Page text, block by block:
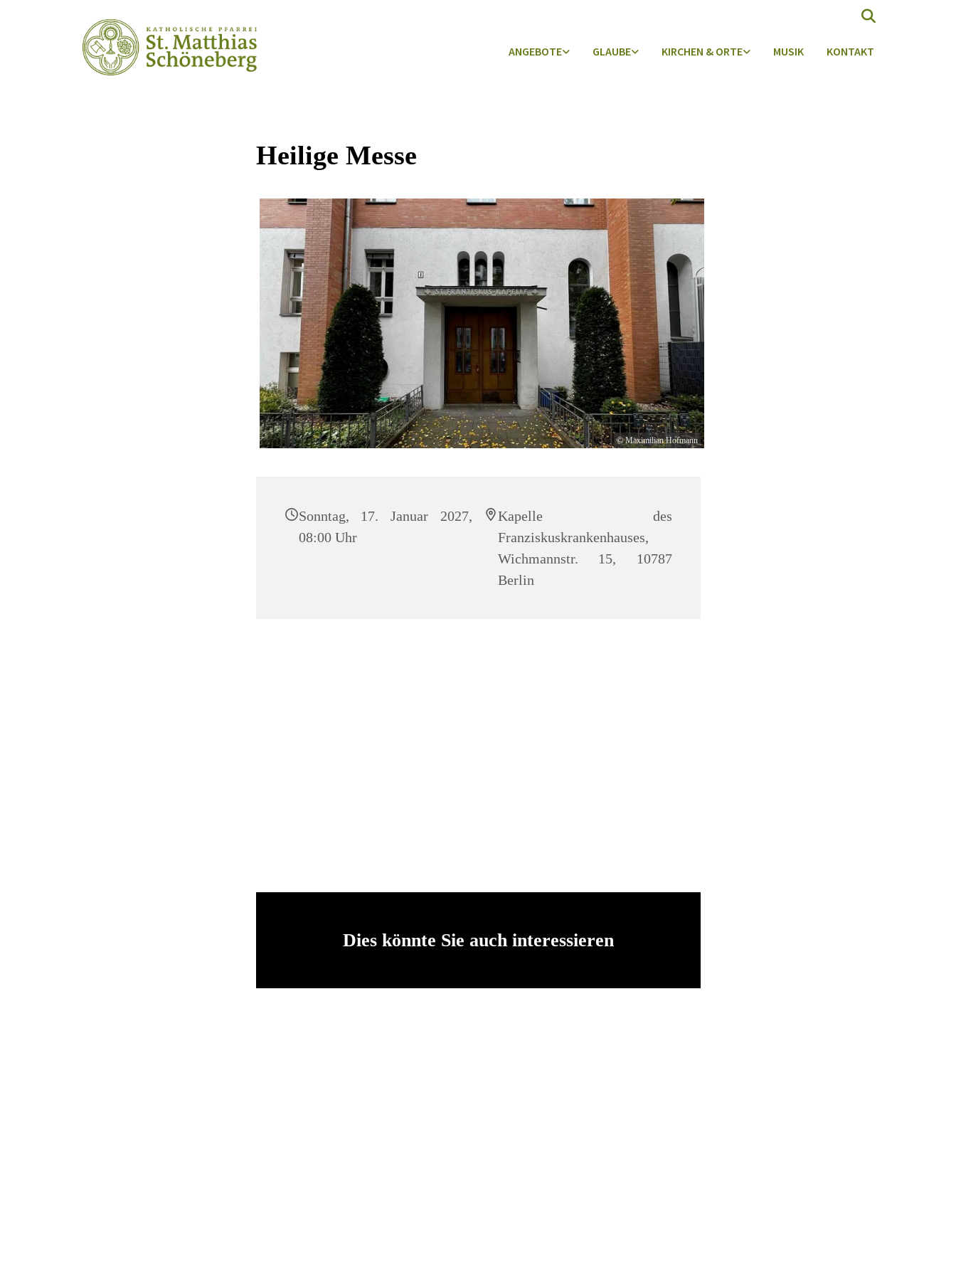
ANGEBOTE GLAUBE KIRCHEN & ORTE MUSIK KONTAKT
Heilige Messe
© Maximilian Hofmann
Sonntag, 17. Januar 2027,
08:00 Uhr
Kapelle des
Franziskuskrankenhauses,
Wichmannstr. 15, 10787
Berlin
Dies könnte Sie auch interessieren